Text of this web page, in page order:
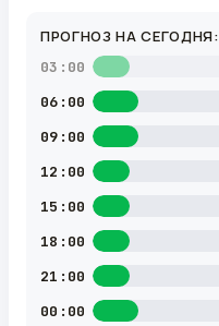
ПРОГНОЗ НА СЕГОДНЯ:
03:00
06:00
09:00
12:00
15:00
18:00
21:00
00:00